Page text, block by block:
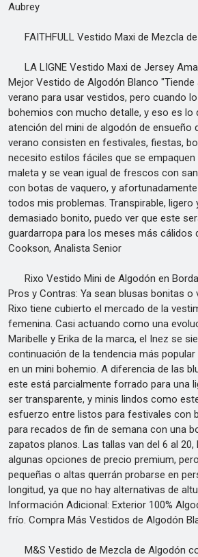
Aubrey
FAITHFULL Vestido Maxi de Mezcla
LA LIGNE Vestido Maxi de Jersey
Mejor Vestido de Algodón Blanco "Tiende
verano para usar vestidos, pero cuando
bohemios con mucho detalle, y eso es lo
atención del mini de algodón de ensueño
verano consisten en festivales, fiestas,
necesito estilos fáciles que se
maleta y se vean igual de frescos con
con botas de vaquero, y
todos mis problemas. Transpirable, ligero
demasiado bonito, puedo ver que este
guardarropa para los meses más cálidos
Cookson, Analista Senior
Rixo Vestido Mini de Algodón en
Pros y Contras: Ya sean blusas bonitas o
Rixo tiene cubierto el mercado de la
femenina. Casi actuando como una
Maribelle y Erika de la marca, el Inez se
continuación de la tendencia más
en un mini bohemio. A diferencia de las
este está parcialmente forrado para una
ser transparente, y minis lindos como
esfuerzo entre listos para festivales con
para recados de fin de semana con una
zapatos planos. Las tallas van del 6 al
algunas opciones de precio premium,
pequeñas o altas querrán probarse en
longitud, ya que no hay alternativas de
Información Adicional: Exterior 100%
frío. Compra Más Vestidos de Algodón
M&S Vestido de Mezcla de Algodón